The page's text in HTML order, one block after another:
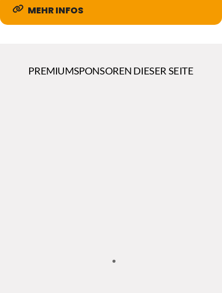
MEHR INFOS
PREMIUMSPONSOREN DIESER SEITE